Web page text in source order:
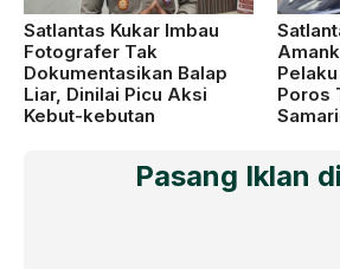
Satlantas Kukar Imbau
Fotografer Tak
Dokumentasikan Balap
Liar, Dinilai Picu Aksi
Kebut-kebutan
Poros
Pasang Iklan